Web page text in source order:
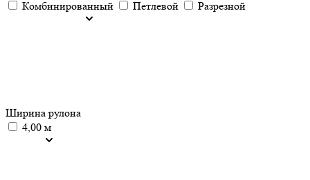
Комбинированный Петлевой Разрезной
Ширина рулона
4,00 м